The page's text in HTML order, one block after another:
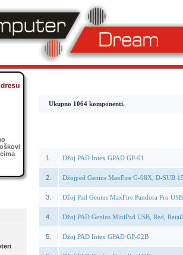
Ukupno 1064 komponenti.
1. Džoj PAD Intex GPAD GP-01
2. Džojped Genius MaxFire G-08X, D-SUB
3. Džoj Pad Genius MaxFire Pandora Pro USB
4. Džoj PAD Genius MiniPad USB, Red, Retail
5. Džoj PAD Intex GPAD GP-02B